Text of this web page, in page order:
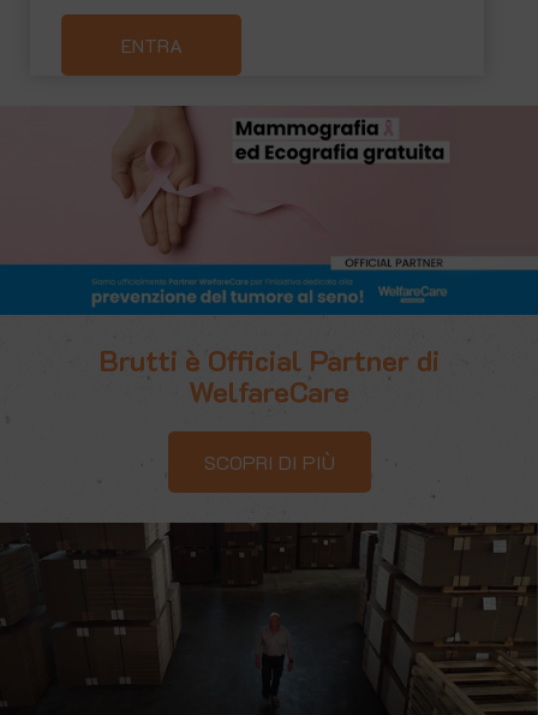
ENTRA
Brutti è Official Partner di
WelfareCare
SCOPRI DI PIÙ